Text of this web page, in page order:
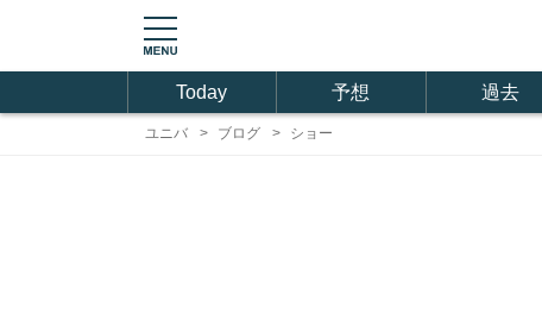
Today 予想 過去
ユニバ ブログ ショー